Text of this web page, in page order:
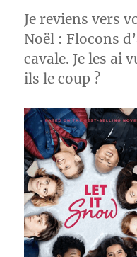
Je reviens vers
Noël : Flocons
cavale. Je les ai
ils le coup ?